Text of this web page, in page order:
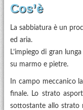
Cos’è
La sabbiatura è un
ed aria.
L’impiego di gran
su marmo e pietre.
In campo meccanico
finale. Lo strato
sottostante allo strato